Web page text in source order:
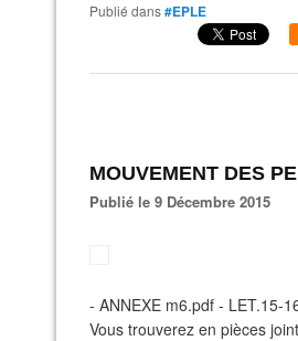
Publié dans#EPLE
MOUVEMENT DES
Publié le 9 Décembre 2015
- ANNEXE m6.pdf - LET.15-
Vous trouverez en pièces